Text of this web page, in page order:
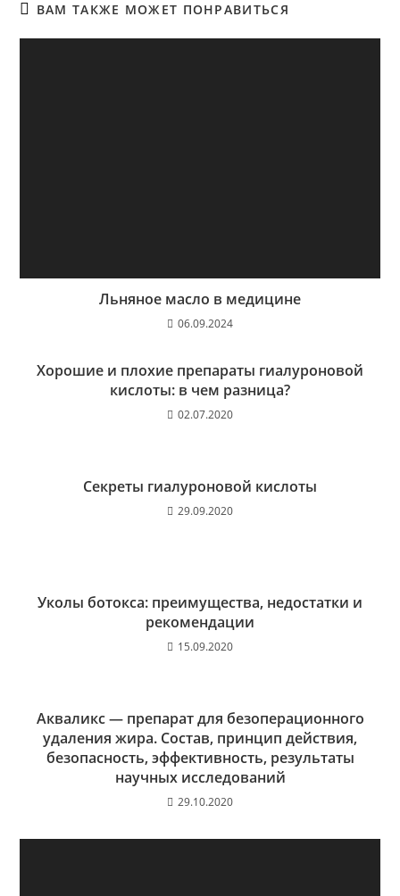
ВАМ ТАКЖЕ МОЖЕТ ПОНРАВИТЬСЯ
Льняное масло в медицине
06.09.2024
Хорошие и плохие препараты гиалуроновой
кислоты: в чем разница?
02.07.2020
Секреты гиалуроновой кислоты
29.09.2020
Уколы ботокса: преимущества, недостатки и
рекомендации
15.09.2020
Акваликс — препарат для безоперационного
удаления жира. Состав, принцип действия,
безопасность, эффективность, результаты
научных исследований
29.10.2020